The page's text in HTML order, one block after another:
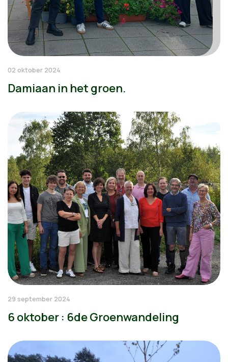
02 oktober 2024
Damiaan in het groen.
29 september 2024
6 oktober : 6de Groenwandeling